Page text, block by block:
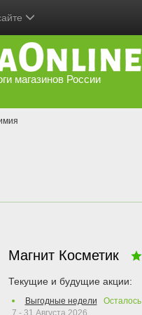
магазинов России
Магнит Косметик
Текущие и будущие акции:
Выгодные недели Осталось
7 - 31 Августа 2026